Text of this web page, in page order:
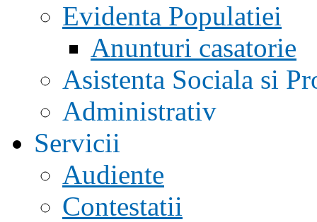
Evidenta Populatiei
Anunturi casatorie
Asistenta Sociala si
Administrativ
Servicii
Audiente
Contestatii